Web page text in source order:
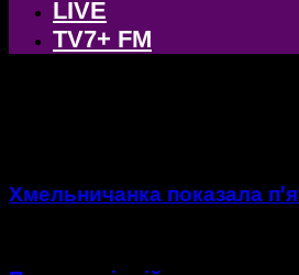
LIVE
TV7+ FM
Хмельничанка показала